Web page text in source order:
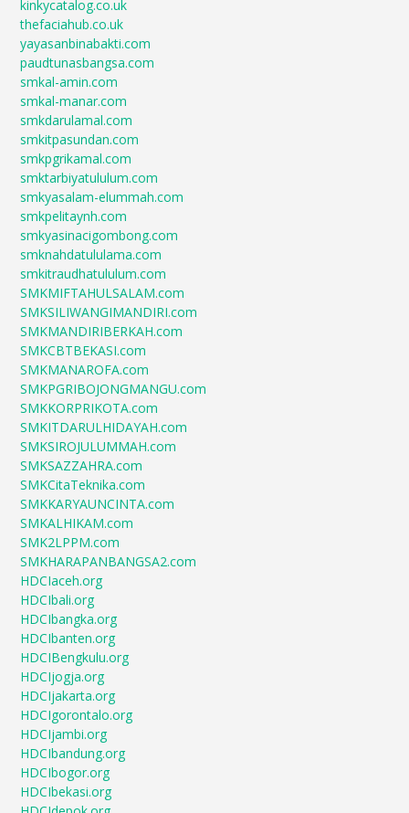
kinkycatalog.co.uk
thefaciahub.co.uk
yayasanbinabakti.com
paudtunasbangsa.com
smkal-amin.com
smkal-manar.com
smkdarulamal.com
smkitpasundan.com
smkpgrikamal.com
smktarbiyatululum.com
smkyasalam-elummah.com
smkpelitaynh.com
smkyasinacigombong.com
smknahdatululama.com
smkitraudhatululum.com
SMKMIFTAHULSALAM.com
SMKSILIWANGIMANDIRI.com
SMKMANDIRIBERKAH.com
SMKCBTBEKASI.com
SMKMANAROFA.com
SMKPGRIBOJONGMANGU.com
SMKKORPRIKOTA.com
SMKITDARULHIDAYAH.com
SMKSIROJULUMMAH.com
SMKSAZZAHRA.com
SMKCitaTeknika.com
SMKKARYAUNCINTA.com
SMKALHIKAM.com
SMK2LPPM.com
SMKHARAPANBANGSA2.com
HDCIaceh.org
HDCIbali.org
HDCIbangka.org
HDCIbanten.org
HDCIBengkulu.org
HDCIjogja.org
HDCIjakarta.org
HDCIgorontalo.org
HDCIjambi.org
HDCIbandung.org
HDCIbogor.org
HDCIbekasi.org